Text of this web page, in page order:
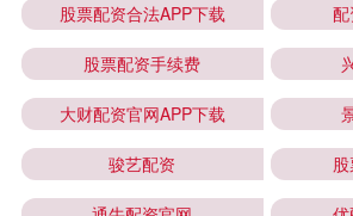
股票配资合法APP下载
股票配资手续费
大财配资官网APP下载
骏艺配资